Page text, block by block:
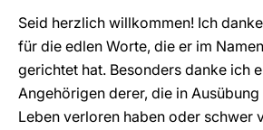
Seid herzlich willkommen! Ich
für die edlen Worte, die er im
gerichtet hat. Besonders danke ich
Angehörigen derer, die in
Leben verloren haben oder schwer